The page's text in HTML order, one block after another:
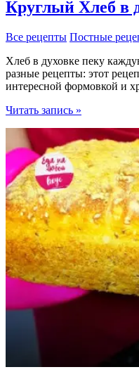
Круглый Хлеб в
Все рецепты Постные
Хлеб в духовке пеку
разные рецепты: этот
интересной формовкой и
Круглый
духовке
хлопот
Читать запись »